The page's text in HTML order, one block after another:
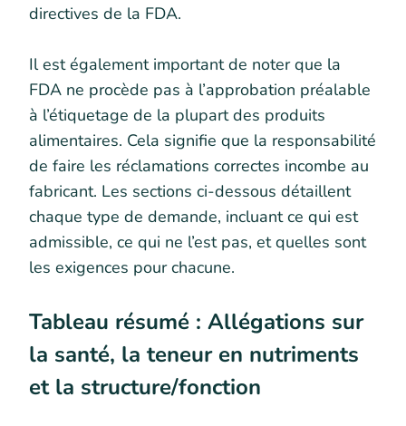
directives de la FDA.
Il est également important de noter que la
FDA ne procède pas à l’approbation préalable
à l’étiquetage de la plupart des produits
alimentaires. Cela signifie que la responsabilité
de faire les réclamations correctes incombe au
fabricant. Les sections ci-dessous détaillent
chaque type de demande, incluant ce qui est
admissible, ce qui ne l’est pas, et quelles sont
les exigences pour chacune.
Tableau résumé : Allégations sur
la santé, la teneur en nutriments
et la structure/fonction